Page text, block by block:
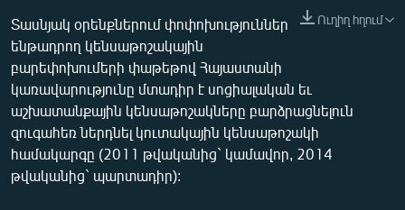
ՊԱՏԵՐԱԶՄԻ 6 ՇԱԲԱԹՆԵՐԸ
ՏԱՐԱԾԱՇՐՋԱՆ
ՄԻՋԱԶԳԱՅԻՆ
ՄՇԱԿՈՒՅԹ
ՍՊՈՐՏ
ՄԵԿՆԱԲԱՆՈՒԹՅՈՒՆ
Ուղիղ հղում
Տասնյակ օրենքներում փոփոխություններ
ենթադրող կենսաթոշակային
բարեփոխումերի փաթեթով Հայաստանի
կառավարությունը մտադիր է սոցիալական եւ
աշխատանքային կենսաթոշակները բարձրացնելուն
զուգահեռ ներդնել կուտակային կենսաթոշակի
համակարգը (2011 թվականից` կամավոր, 2014
թվականից` պարտադիր):